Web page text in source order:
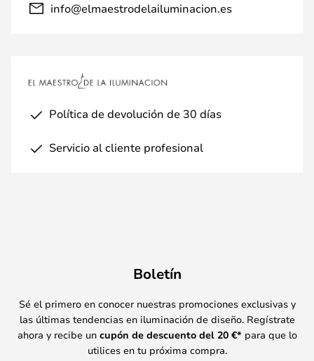
info@elmaestrodelailuminacion.es
Política de devolución de 30 días
Servicio al cliente profesional
Boletín
Sé el primero en conocer nuestras promociones exclusivas y
las últimas tendencias en iluminación de diseño. Regístrate
ahora y recibe un cupón de descuento del 20 €* para que lo
utilices en tu próxima compra.